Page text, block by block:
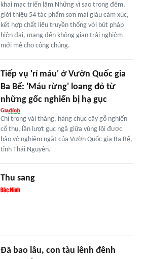
khai mạc triển lãm Những vì sao trong đêm,
giới thiệu 54 tác phẩm sơn mài giàu cảm xúc,
kết hợp chất liệu truyền thống với bút pháp
hiện đại, mang đến không gian trải nghiệm
mới mẻ cho công chúng.
Tiếp vụ 'rỉ máu' ở Vườn Quốc gia
Ba Bể: 'Máu rừng' loang đỏ từ
những gốc nghiến bị hạ gục
Chỉ trong vài tháng, hàng chục cây gỗ nghiến
cổ thụ, lần lượt gục ngã giữa vùng lõi được
bảo vệ nghiêm ngặt của Vườn Quốc gia Ba Bể,
tỉnh Thái Nguyên.
Thu sang
Đã bao lâu, con tàu lênh đênh